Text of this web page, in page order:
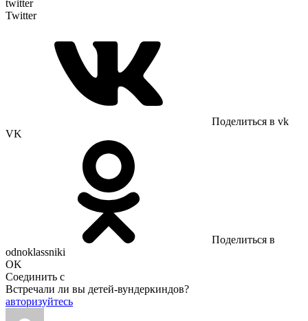
twitter
Twitter
Поделиться в vk
VK
Поделиться в
odnoklassniki
OK
Соединить с
Встречали ли вы детей-вундеркиндов?
авторизуйтесь